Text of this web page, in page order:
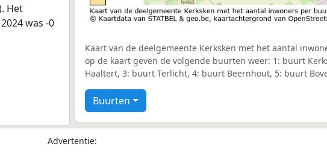
Het
was -0
Kaart van de deelgemeente Kerksken met het aantal
op de kaart geven de volgende buurten weer: 1: buurt
Haaltert, 3: buurt Terlicht, 4: buurt Beernhout, 5: buurt
Buurten
Advertentie: